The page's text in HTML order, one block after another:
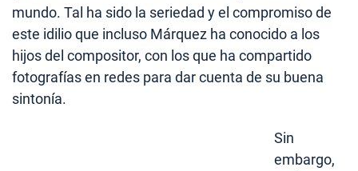
mundo. Tal ha sido la seriedad y el compromiso de
este idilio que incluso Márquez ha conocido a los
hijos del compositor, con los que ha compartido
fotografías en redes para dar cuenta de su buena
sintonía.
Sin
embargo,